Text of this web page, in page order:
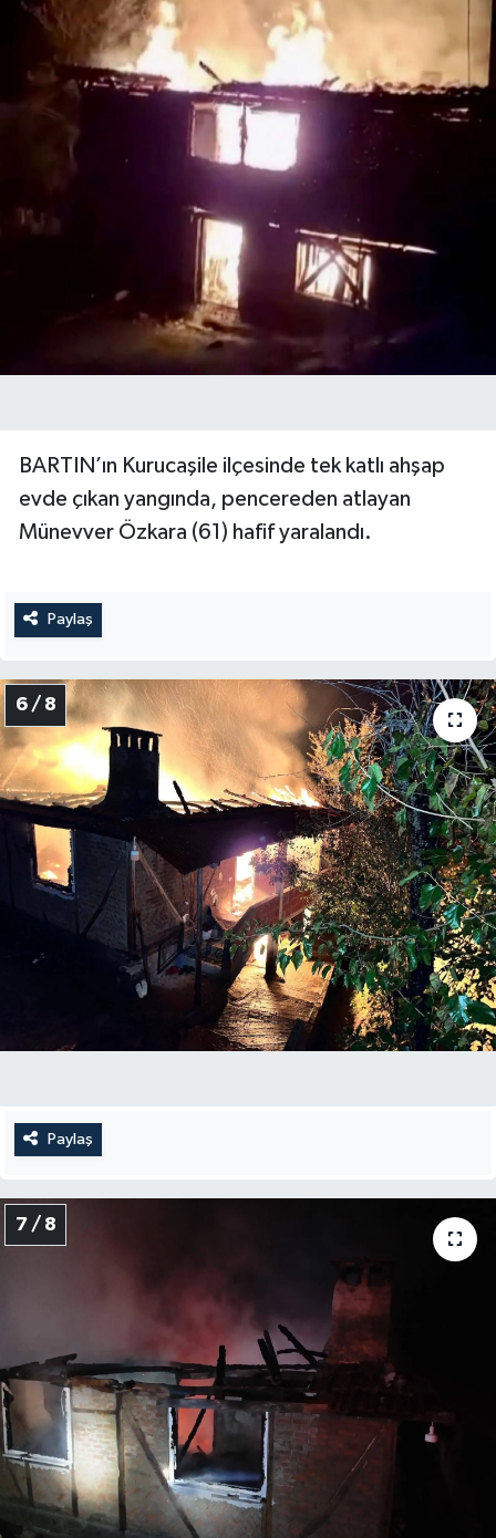
BARTIN’ın Kurucaşile ilçesinde tek katlı ahşap
evde çıkan yangında, pencereden atlayan
Münevver Özkara (61) hafif yaralandı.
Paylaş
6 / 8
Paylaş
7 / 8